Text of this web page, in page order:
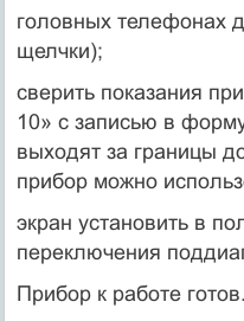
головных
щелчки);
сверить показания
10» с записью в
выходят за границы
прибор можно
экран установить в
переключения
Прибор к работе готов.